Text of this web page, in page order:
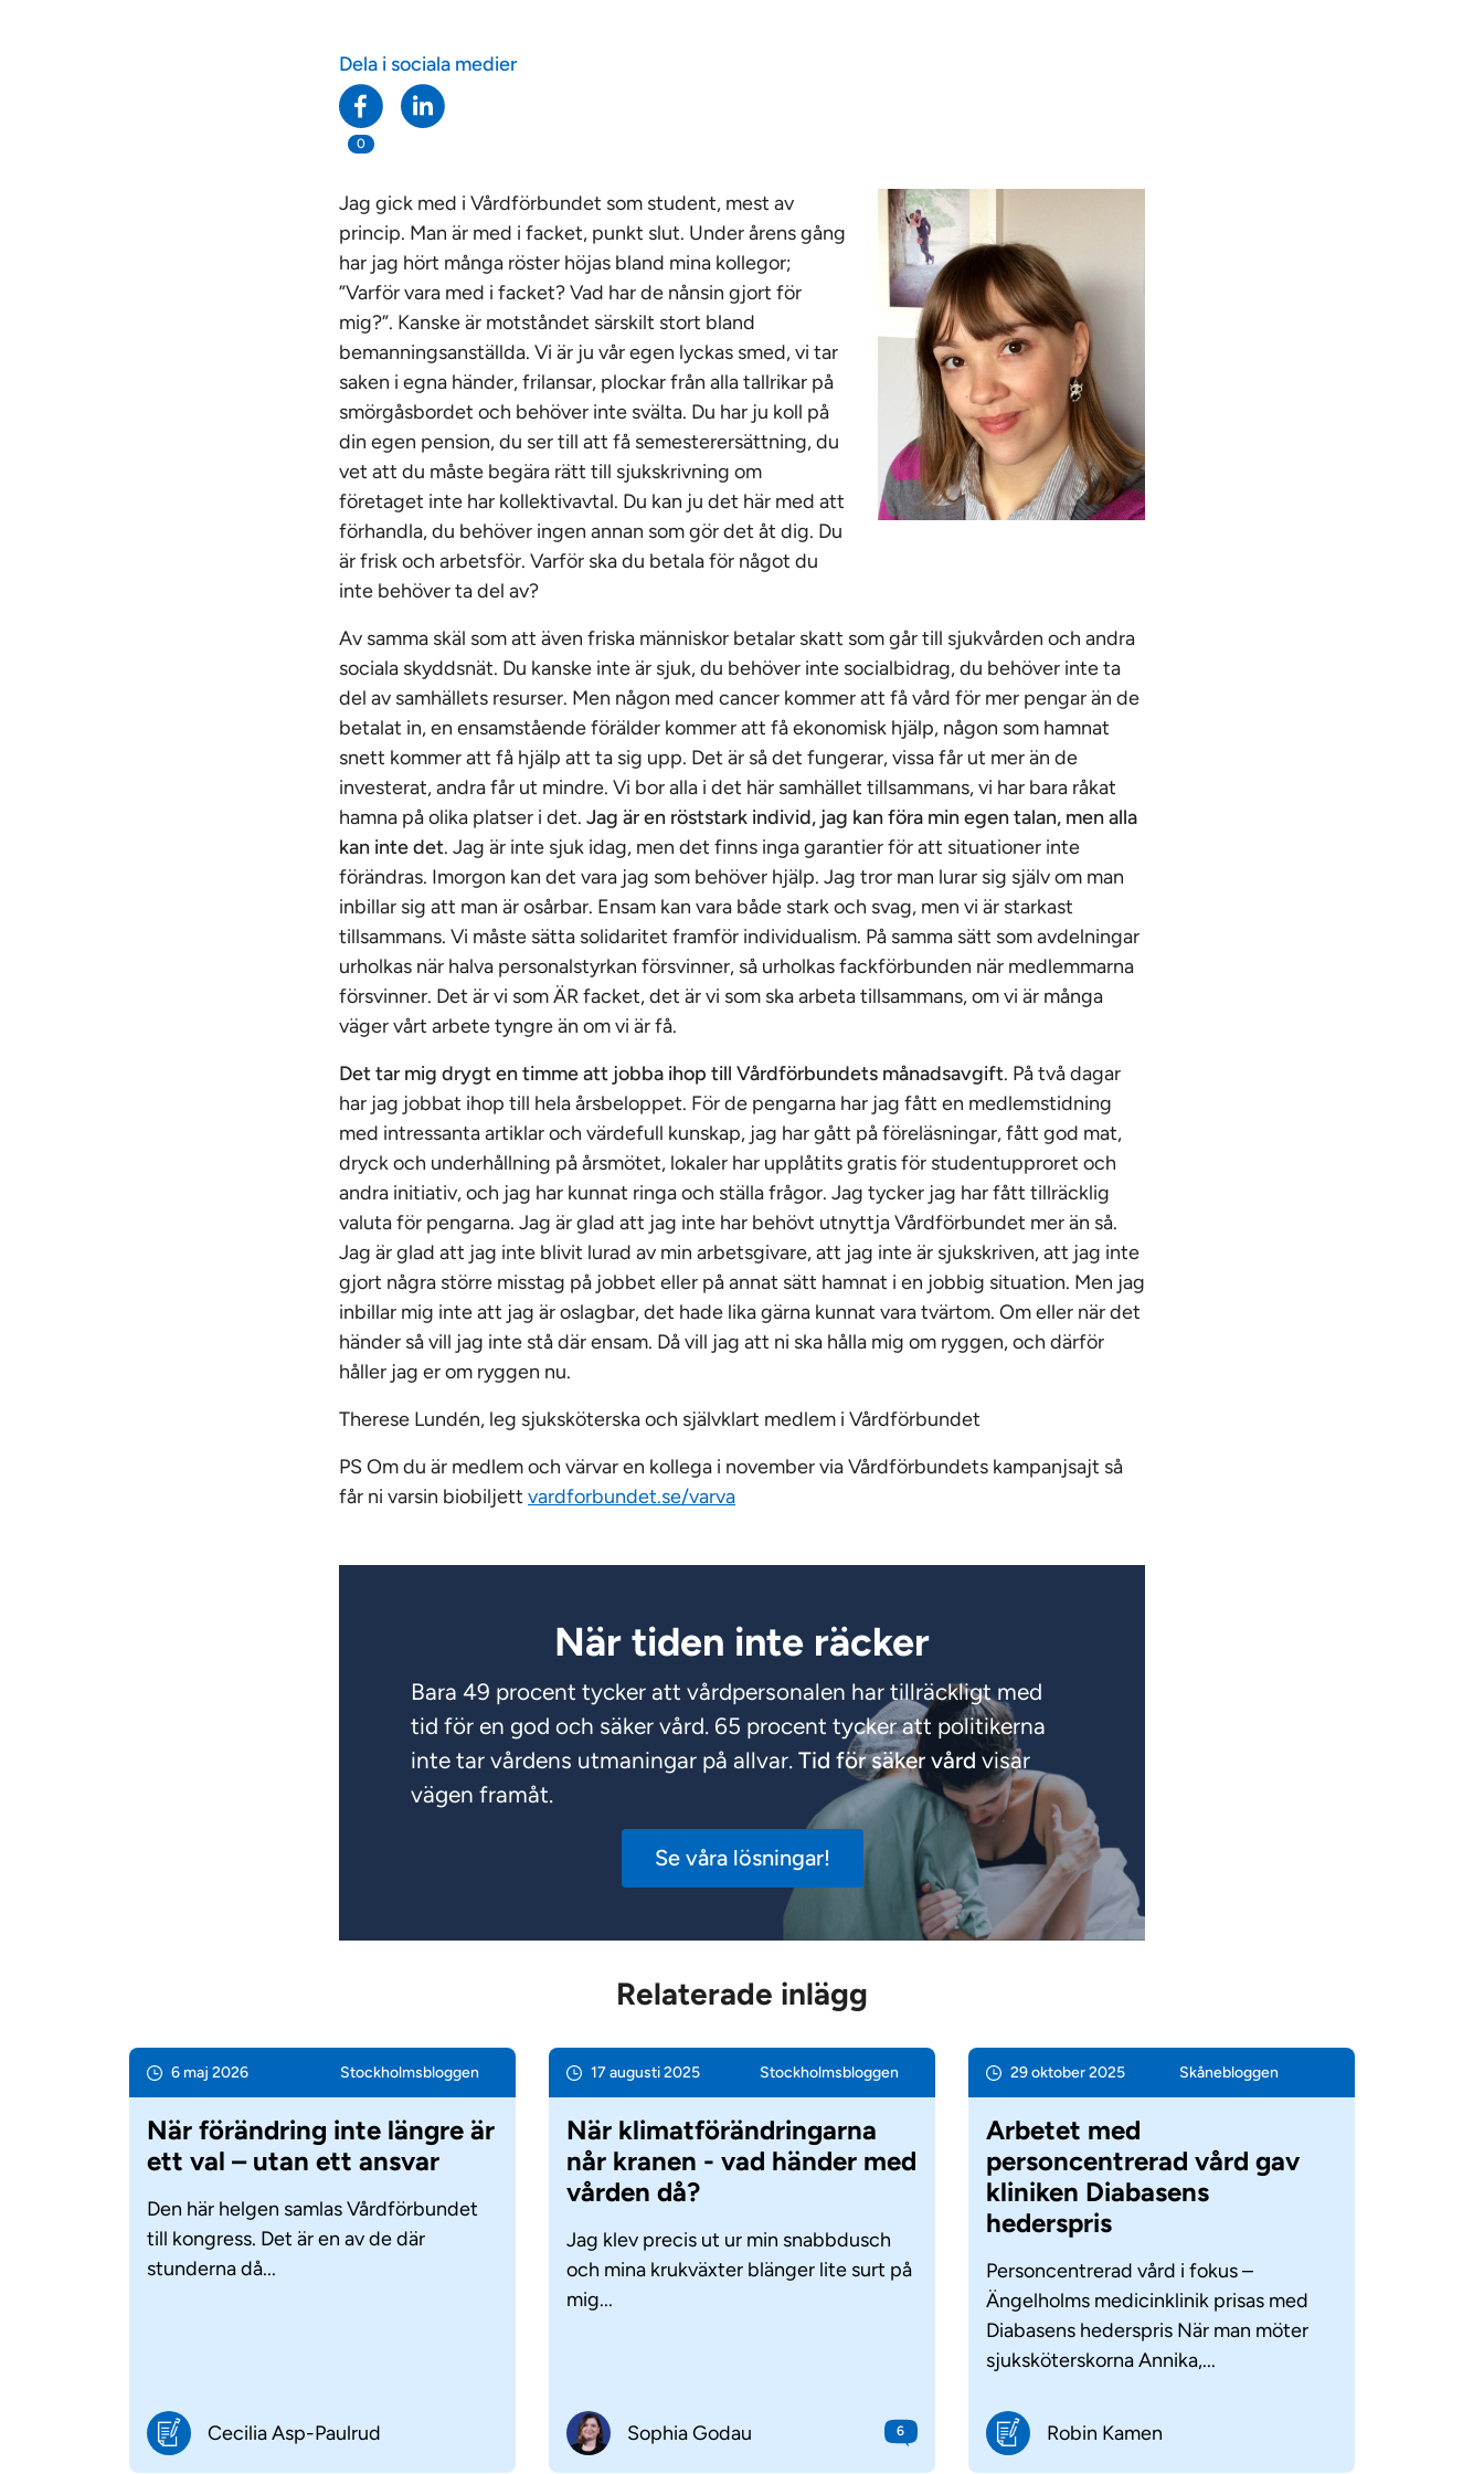
Dela i sociala medier
0
Jag gick med i Vårdförbundet som student, mest av
princip. Man är med i facket, punkt slut. Under årens gång
har jag hört många röster höjas bland mina kollegor;
”Varför vara med i facket? Vad har de nånsin gjort för
mig?”. Kanske är motståndet särskilt stort bland
bemanningsanställda. Vi är ju vår egen lyckas smed, vi tar
saken i egna händer, frilansar, plockar från alla tallrikar på
smörgåsbordet och behöver inte svälta. Du har ju koll på
din egen pension, du ser till att få semesterersättning, du
vet att du måste begära rätt till sjukskrivning om
företaget inte har kollektivavtal. Du kan ju det här med att
förhandla, du behöver ingen annan som gör det åt dig. Du
är frisk och arbetsför. Varför ska du betala för något du
inte behöver ta del av?
Av samma skäl som att även friska människor betalar skatt som går till sjukvården och andra
sociala skyddsnät. Du kanske inte är sjuk, du behöver inte socialbidrag, du behöver inte ta
del av samhällets resurser. Men någon med cancer kommer att få vård för mer pengar än de
betalat in, en ensamstående förälder kommer att få ekonomisk hjälp, någon som hamnat
snett kommer att få hjälp att ta sig upp. Det är så det fungerar, vissa får ut mer än de
investerat, andra får ut mindre. Vi bor alla i det här samhället tillsammans, vi har bara råkat
hamna på olika platser i det. Jag är en röststark individ, jag kan föra min egen talan, men alla
kan inte det. Jag är inte sjuk idag, men det finns inga garantier för att situationer inte
förändras. Imorgon kan det vara jag som behöver hjälp. Jag tror man lurar sig själv om man
inbillar sig att man är osårbar. Ensam kan vara både stark och svag, men vi är starkast
tillsammans. Vi måste sätta solidaritet framför individualism. På samma sätt som avdelningar
urholkas när halva personalstyrkan försvinner, så urholkas fackförbunden när medlemmarna
försvinner. Det är vi som ÄR facket, det är vi som ska arbeta tillsammans, om vi är många
väger vårt arbete tyngre än om vi är få.
Det tar mig drygt en timme att jobba ihop till Vårdförbundets månadsavgift. På två dagar
har jag jobbat ihop till hela årsbeloppet. För de pengarna har jag fått en medlemstidning
med intressanta artiklar och värdefull kunskap, jag har gått på föreläsningar, fått god mat,
dryck och underhållning på årsmötet, lokaler har upplåtits gratis för studentupproret och
andra initiativ, och jag har kunnat ringa och ställa frågor. Jag tycker jag har fått tillräcklig
valuta för pengarna. Jag är glad att jag inte har behövt utnyttja Vårdförbundet mer än så.
Jag är glad att jag inte blivit lurad av min arbetsgivare, att jag inte är sjukskriven, att jag inte
gjort några större misstag på jobbet eller på annat sätt hamnat i en jobbig situation. Men jag
inbillar mig inte att jag är oslagbar, det hade lika gärna kunnat vara tvärtom. Om eller när det
händer så vill jag inte stå där ensam. Då vill jag att ni ska hålla mig om ryggen, och därför
håller jag er om ryggen nu.
Therese Lundén, leg sjuksköterska och självklart medlem i Vårdförbundet
PS Om du är medlem och värvar en kollega i november via Vårdförbundets kampanjsajt så
får ni varsin biobiljett vardforbundet.se/varva
När tiden inte räcker
Bara 49 procent tycker att vårdpersonalen har tillräckligt med
tid för en god och säker vård. 65 procent tycker att politikerna
inte tar vårdens utmaningar på allvar. Tid för säker vård visar
vägen framåt.
Se våra lösningar!
Relaterade inlägg
6 maj 2026 Stockholms­bloggen
När förändring inte längre är
ett val – utan ett ansvar
Den här helgen samlas Vårdförbundet
till kongress. Det är en av de där
stunderna då...
Cecilia Asp-Paulrud
17 augusti 2025 Stockholms­bloggen
När klimatförändringarna
når kranen - vad händer med
vården då?
Jag klev precis ut ur min snabbdusch
och mina krukväxter blänger lite surt på
mig...
Sophia Godau 6
29 oktober 2025 Skåne­bloggen
Arbetet med
personcentrerad vård gav
kliniken Diabasens
hederspris
Personcentrerad vård i fokus –
Ängelholms medicinklinik prisas med
Diabasens hederspris När man möter
sjuksköterskorna Annika,...
Robin Kamen